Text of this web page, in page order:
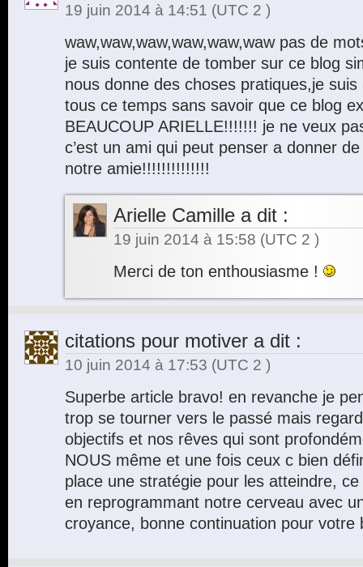
19 juin 2014 à 14:51 (UTC 2 )
waw,waw,waw,waw,waw,waw pas de
je suis contente de tomber sur ce blog
nous donne des choses pratiques,je
tous ce temps sans savoir que ce blog
BEAUCOUP ARIELLE!!!!!!! je ne veux
c’est un ami qui peut penser a donner
notre amie!!!!!!!!!!!!!!
Arielle Camille a dit :
19 juin 2014 à 15:58 (UTC 2 )
Merci de ton enthousiasme !
citations pour motiver a dit :
10 juin 2014 à 17:53 (UTC 2 )
Superbe article bravo! en revanche je
trop se tourner vers le passé mais
objectifs et nos rêves qui sont
NOUS même et une fois ceux c bien
place une stratégie pour les atteindre,
en reprogrammant notre cerveau avec
croyance, bonne continuation pour votre